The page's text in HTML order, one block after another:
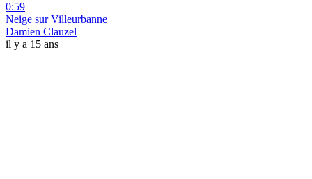
0:59
Neige sur Villeurbanne
Damien Clauzel
il y a 15 ans